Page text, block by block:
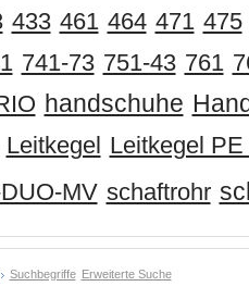
433 461 464 471 475
741-73 751-43 761
handschuhe
Leitkegel Leitkegel PE
MV schaftrohr
Suchbegriffe Erweiterte Suche